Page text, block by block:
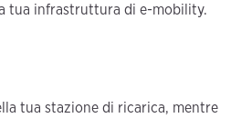
tua infrastruttura di e-mobility.
tua stazione di ricarica, mentre